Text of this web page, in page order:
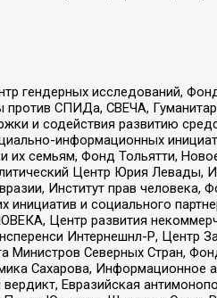
гендерных исследований,
СПИДа, СВЕЧА,
и содействия развитию
информационных
семьям, Фонд Тольятти,
Центр Юрия Левады,
Институт прав человека,
и социального
Центр развития
Интернешнл-Р, Центр
Министров Северных Стран,
Сахарова, Информационное
Евразийская